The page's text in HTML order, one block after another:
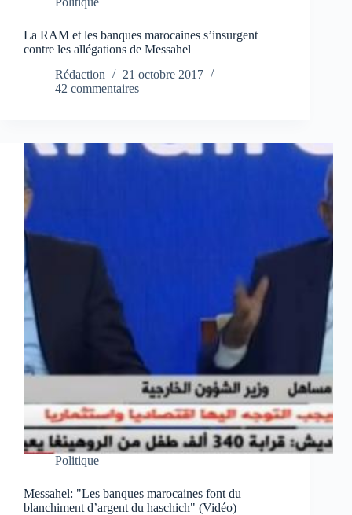
La RAM et les banques marocaines s’insurgent
contre les allégations de Messahel
Rédaction
21 octobre 2017
42 commentaires
Politique
Messahel: "Les banques marocaines font du
blanchiment d’argent du haschich" (Vidéo)